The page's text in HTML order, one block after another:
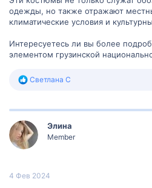
одежды, но также отражают
климатические условия и
Интересуетесь ли вы более
элементом грузинской
Р
к
и
и
:
Светлана С
Элина
Member
4 Фев 2024